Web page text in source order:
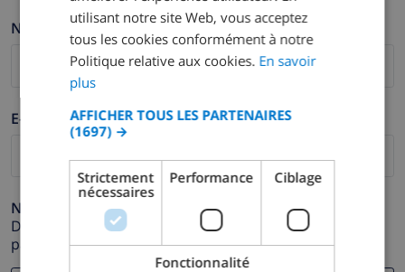
Nom de famille *
E-mail *
Numéro de téléphone *
Dans le cas où votre adresse e-mail ne fonctionnerait
pas correctement.
SPANISH
GERMAN
DANISH
utilisant notre site Web, vous acceptez
tous les cookies conformément à notre
Politique relative aux cookies. En savoir
plus
AFFICHER TOUS LES PARTENAIRES
(1697) →
Strictement
nécessaires
Performance Ciblage
Fonctionnalité